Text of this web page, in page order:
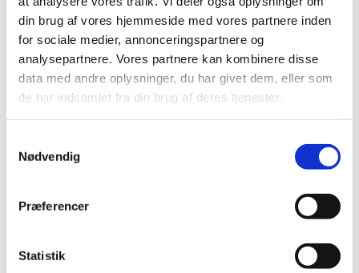
din brug af vores hjemmeside med vores partnere inden
for sociale medier, annonceringspartnere og
analysepartnere. Vores partnere kan kombinere disse
data med andre oplysninger, du har givet dem, eller som
de har indsamlet fra din brug af deres tjenester.
Nødvendig
Præferencer
Statistik
Jesper Fisker har tidligere været departementschef i
Indenrigs- og Sundhedsministeriet og Socialministeriet.
Desuden har han blandt andet været direktør i
Sundhedsstyrelsen, kommunaldirektør i Hillerød Kommune
og direktør for Sundheds- og Omsorgsforvaltningen i